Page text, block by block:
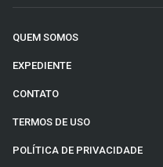
QUEM SOMOS
EXPEDIENTE
CONTATO
TERMOS DE USO
POLÍTICA DE PRIVACIDADE